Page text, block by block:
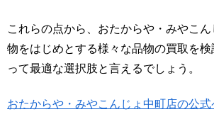
これらの点から、おたからや・みやこ
物をはじめとする様々な品物の買取を検
って最適な選択肢と言えるでしょう。
おたからや・みやこんじょ中町店の公式